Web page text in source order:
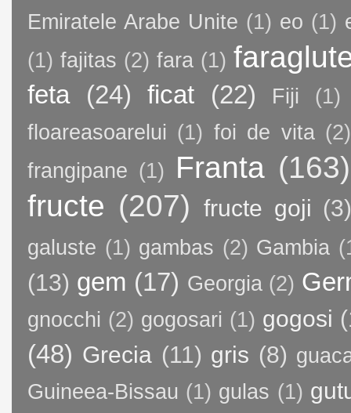
Emiratele Arabe Unite (1) eo (1)
(1) fajitas (2) fara (1)
feta (24) ficat (22) Fiji
(1)
floareasoarelui (1) foi de vita (2)
frangipane (1) Franta (163)
fructe (207) fructe goji (3)
galuste (1) gambas (2) Gambia
(13) gem (17) Georgia (2)
gnocchi (2) gogosari (1) gogosi
(48) Grecia (11) gris (8)
Guineea-Bissau (1) gulas (1)